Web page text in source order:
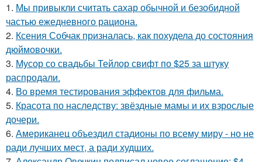
1. Мы привыкли считать сахар обычной и безобидной
частью ежедневного рациона.
2. Ксения Собчак призналась, как похудела до состояния
дюймовочки.
3. Мусор со свадьбы Тейлор свифт по $25 за штуку
распродали.
4. Во время тестирования эффектов для фильма.
5. Красота по наследству: звёздные мамы и их взрослые
дочери.
6. Американец объездил стадионы по всему миру - но не
ради лучших мест, а ради худших.